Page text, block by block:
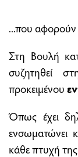
...που αφορούν
Στη Βουλή
συζητηθεί
προκειμένου
Όπως έχει
ενσωματώνει
κάθε πτυχή